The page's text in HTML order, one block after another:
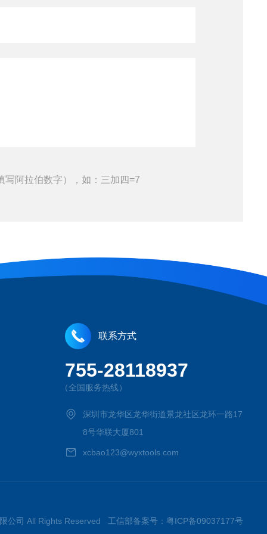
写阿拉伯数字），如：三加四=7
联系方式
755-28118937
（全国服务热线）
深圳市龙华区龙华街道景龙社区龙环一路17
8号华联大厦801
xcbao123@wyxtools.com
公司 All Rights Reserved 工信部备案号： 粤ICP备09037177号